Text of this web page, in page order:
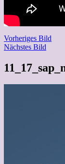
Vorheriges Bild
Nächstes Bild